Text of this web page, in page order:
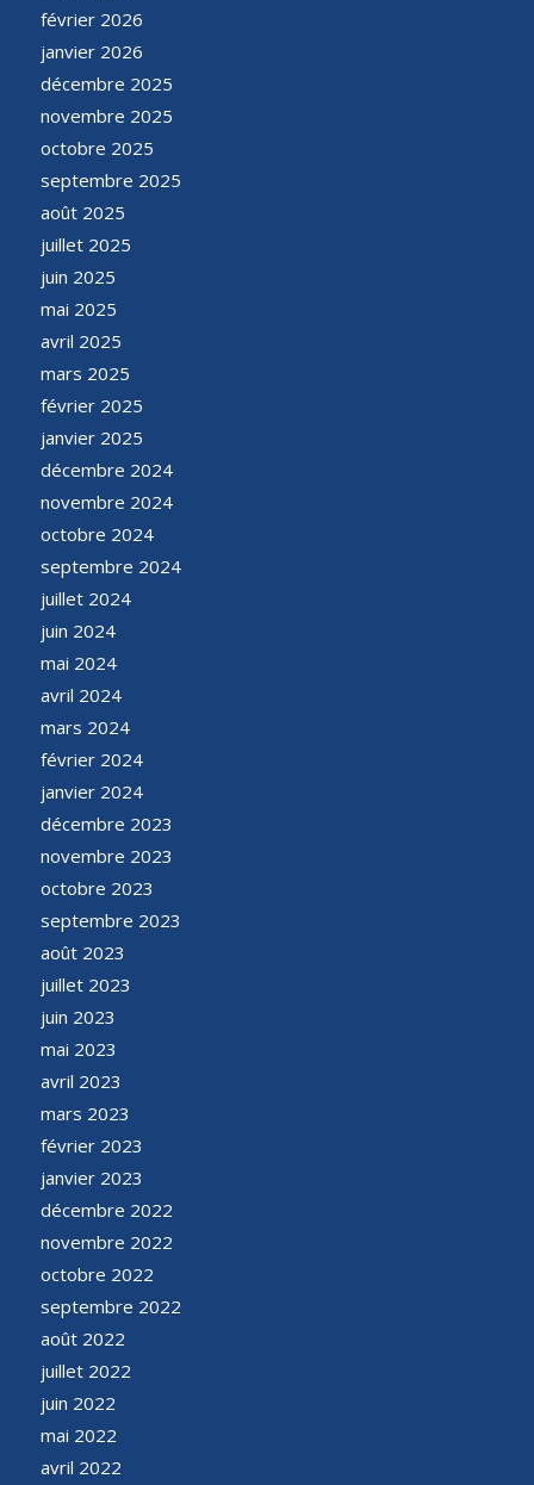
février 2026
janvier 2026
décembre 2025
novembre 2025
octobre 2025
septembre 2025
août 2025
juillet 2025
juin 2025
mai 2025
avril 2025
mars 2025
février 2025
janvier 2025
décembre 2024
novembre 2024
octobre 2024
septembre 2024
juillet 2024
juin 2024
mai 2024
avril 2024
mars 2024
février 2024
janvier 2024
décembre 2023
novembre 2023
octobre 2023
septembre 2023
août 2023
juillet 2023
juin 2023
mai 2023
avril 2023
mars 2023
février 2023
janvier 2023
décembre 2022
novembre 2022
octobre 2022
septembre 2022
août 2022
juillet 2022
juin 2022
mai 2022
avril 2022